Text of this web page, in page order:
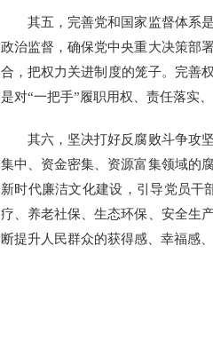
其五，完善党和国家监督体系是
政治监督，确保党中央重大决策部
合，把权力关进制度的笼子。完善
是对“一把手”履职用权、责任落实
其六，坚决打好反腐败斗争攻坚
集中、资金密集、资源富集领域的
新时代廉洁文化建设，引导党员干
疗、养老社保、生态环保、安全生
断提升人民群众的获得感、幸福感